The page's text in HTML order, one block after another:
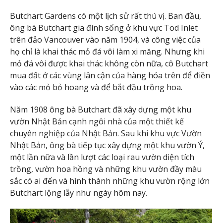
Butchart Gardens có một lịch sử rất thú vị. Ban đầu,
ông bà Butchart gia đình sống ở khu vực Tod Inlet
trên đảo Vancouver vào năm 1904, và công việc của
họ chỉ là khai thác mỏ đá vôi làm xi măng. Nhưng khi
mỏ đá vôi được khai thác không còn nữa, cô Butchart
mua đất ở các vùng lân cận của hàng hóa trên để điền
vào các mỏ bỏ hoang và để bắt đầu trồng hoa.
Năm 1908 ông bà Butchart đã xây dựng một khu
vườn Nhật Bản cạnh ngôi nhà của một thiết kế
chuyên nghiệp của Nhật Bản. Sau khi khu vực Vườn
Nhật Bản, ông bà tiếp tục xây dựng một khu vườn Ý,
một lần nữa và lần lượt các loại rau vườn diện tích
trồng, vườn hoa hồng và những khu vườn đầy màu
sắc có ai đến và hình thành những khu vườn rộng lớn
Butchart lộng lẫy như ngày hôm nay.